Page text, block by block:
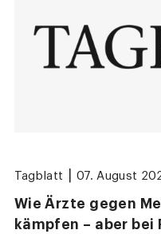
Tagblatt 07. August
Wie Ärzte gegen
kämpfen – aber